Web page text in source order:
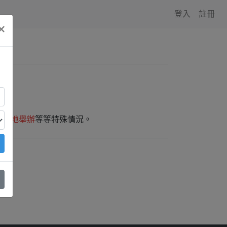
登入 註冊
外地舉辦等等特殊情況。